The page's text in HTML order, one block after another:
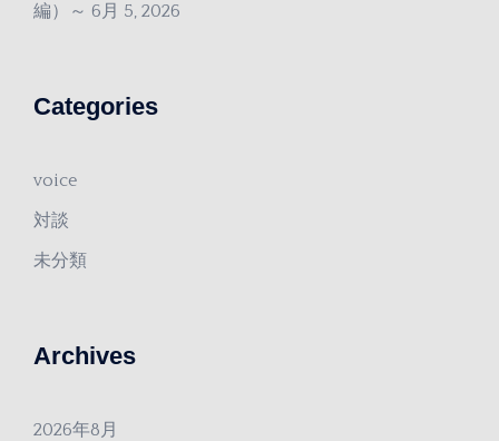
編）～ 6月 5, 2026
Categories
voice
対談
未分類
Archives
2026年8月